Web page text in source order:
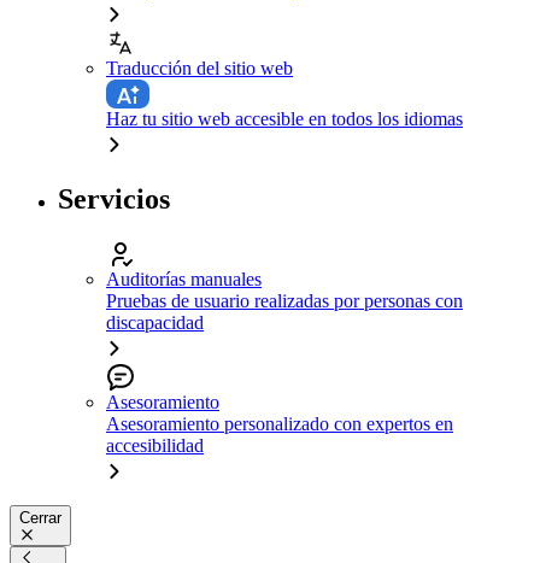
Traducción del sitio web
Haz tu sitio web accesible en todos los idiomas
Servicios
Auditorías manuales
Pruebas de usuario realizadas por personas con
discapacidad
Asesoramiento
Asesoramiento personalizado con expertos en
accesibilidad
Cerrar